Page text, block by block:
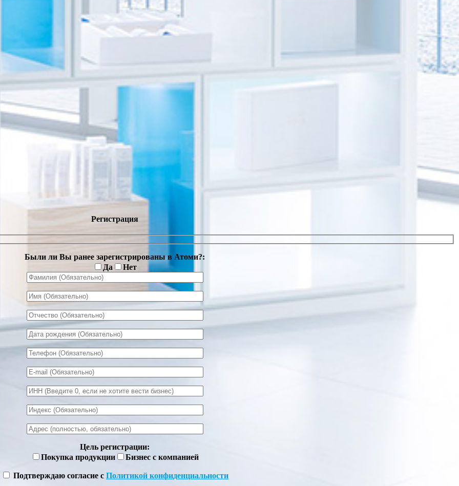
Регистрация
Были ли Вы ранее зарегистрированы в Атоми?:
Да
Нет
Цель регистрации:
Покупка продукции
Бизнес с компанией
Подтверждаю согласие с Политикой конфиденциальности